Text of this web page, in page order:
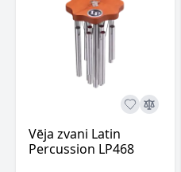
Vēja zvani Latin
Percussion LP468